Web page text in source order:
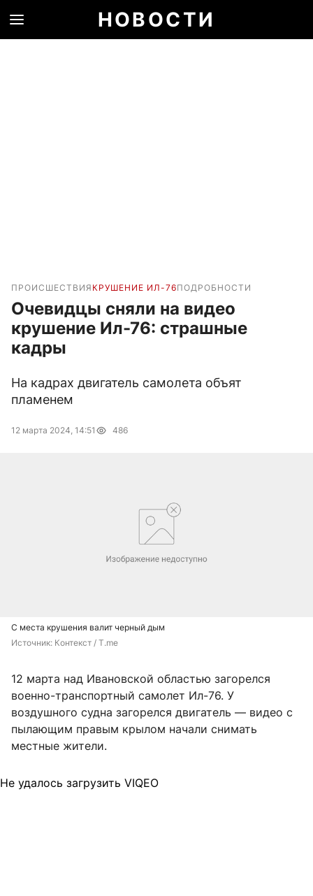
НОВОСТИ
ПРОИСШЕСТВИЯ КРУШЕНИЕ ИЛ-76ПОДРОБНОСТИ
Очевидцы сняли на видео
крушение Ил-76: страшные
кадры
На кадрах двигатель самолета объят
пламенем
12 марта 2024, 14:51 486
С места крушения валит черный дым
Источник: Контекст / T.me
12 марта над Ивановской областью загорелся
военно-транспортный самолет Ил-76. У
воздушного судна загорелся двигатель — видео с
пылающим правым крылом начали снимать
местные жители.
Не удалось загрузить VIQEO